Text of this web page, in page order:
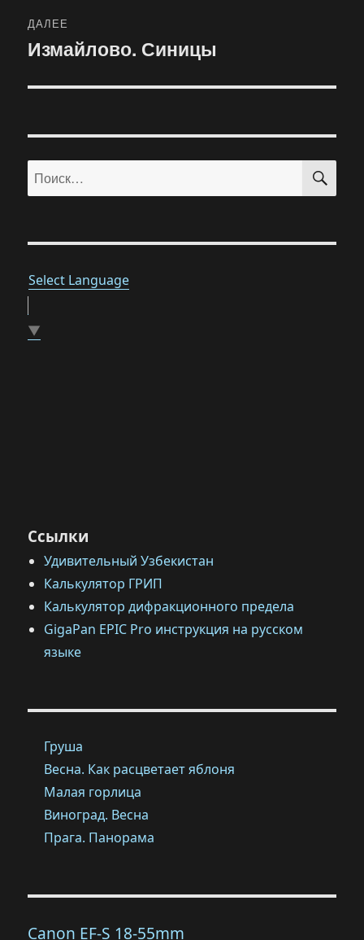
ДАЛЕЕ
Следующая
Измайлово. Синицы
Искать:
Select Language
▼
Ссылки
Удивительный Узбекистан
Калькулятор ГРИП
Калькулятор дифракционного предела
GigaPan EPIC Pro инструкция на русском
языке
Груша
Весна. Как расцветает яблоня
Малая горлица
Виноград. Весна
Прага. Панорама
Canon EF-S 18-55mm